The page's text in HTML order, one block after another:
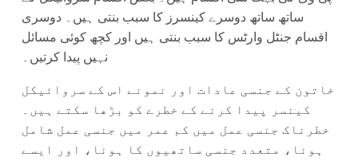
ساتھ ساتھ دوسرے کینسرز کا سبب بنتی ہیں۔ دوسری
اقسام جنٹل وارٹس کا سبب بنتی ہیں اور کچھ کوئی مسائل
نہیں پیدا کرتیں۔
خاتون کے جنسی عادات اور نمونے اس کے سروائیکل
کینسر پیدا کرنے کے خطرے کو بڑھا سکتے ہیں۔
خطرناک جنسی عمل میں کم عمر میں جنسی عمل شامل
ہونا، متعدد جنسی ساتھیوں کا ہونا، اور ایسے